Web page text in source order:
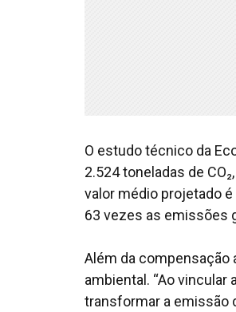
O estudo técnico da
2.524 toneladas de
valor médio projetado
63 vezes as emissões
Além da compensação
ambiental. “Ao
transformar a emissão